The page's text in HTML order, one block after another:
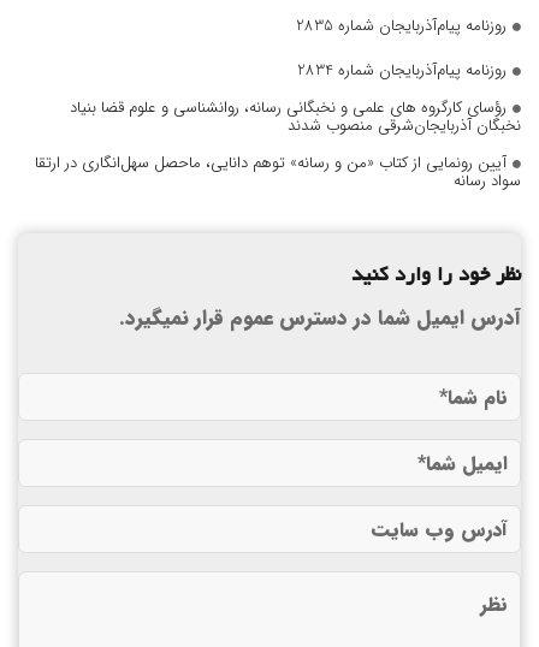
روزنامه پیام‌آذربایجان شماره 2835
روزنامه پیام‌آذربایجان شماره 2834
رؤسای کارگروه های علمی و نخبگانی رسانه، روانشناسی و علوم قضا بنیاد
نخبگان آذربایجان‌شرقی منصوب شدند
آیین رونمایی از کتاب «من و رسانه» توهم دانایی، ماحصل سهل‌انگاری در ارتقا
سواد رسانه
نظر خود را وارد کنید
آدرس ایمیل شما در دسترس عموم قرار نمیگیرد.